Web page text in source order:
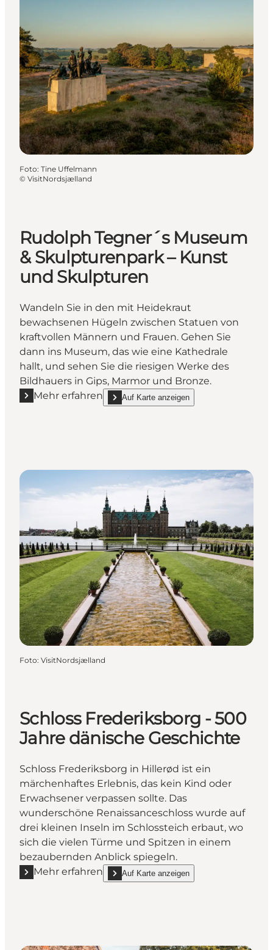
Foto: Tine Uffelmann
© VisitNordsjælland
Rudolph Tegner´s Museum
& Skulpturenpark – Kunst
und Skulpturen
Wandeln Sie in den mit Heidekraut
bewachsenen Hügeln zwischen Statuen von
kraftvollen Männern und Frauen. Gehen Sie
dann ins Museum, das wie eine Kathedrale
hallt, und sehen Sie die riesigen Werke des
Bildhauers in Gips, Marmor und Bronze.
Mehr erfahren
Mehr erfahren "Rudolph Tegner´s Museum &
Auf Karte anzeigen
show Rudolph Tegner´s Museum &
Foto: VisitNordsjælland
Schloss Frederiksborg - 500
Jahre dänische Geschichte
Schloss Frederiksborg in Hillerød ist ein
märchenhaftes Erlebnis, das kein Kind oder
Erwachsener verpassen sollte. Das
wunderschöne Renaissanceschloss wurde auf
drei kleinen Inseln im Schlossteich erbaut, wo
sich die vielen Türme und Spitzen in einem
bezaubernden Anblick spiegeln.
Mehr erfahren
Mehr erfahren "Schloss Frederiksborg - 500 Jahre
Auf Karte anzeigen
show Schloss Frederiksborg - 500 Jahre